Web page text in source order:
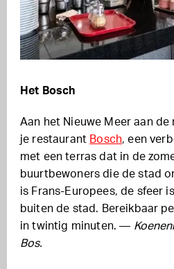
Het Bosch
Aan het Nieuwe Meer aan de
je restaurant Bosch, een
met een terras dat in de
buurtbewoners die de stad
is Frans-Europees, de sfeer
buiten de stad. Bereikbaar
in twintig minuten. —
Bos.